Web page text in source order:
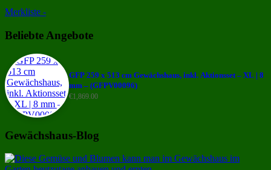
Merkliste -
Beliebte Angebote
GFP 259 x 513 cm Gewächshaus, inkl. Aktionsset – XL | 8
mm – (GFPV00096)
€1,869.00
Gewächshaus-Blog